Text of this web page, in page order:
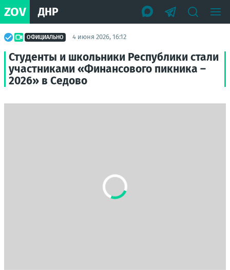
ZOV ДНР
ОФИЦИАЛЬНО 4 июня 2026, 16:12
Студенты и школьники Республики стали
участниками «Финансового пикника –
2026» в Седово